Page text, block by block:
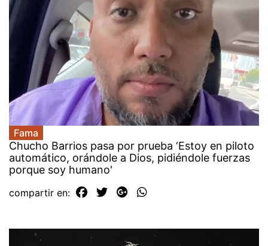
Fama
Chucho Barrios pasa por prueba ‘Estoy en piloto
automático, orándole a Dios, pidiéndole fuerzas
porque soy humano'
compartir en: